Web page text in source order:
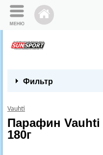
Фильтр
Vauhti
Парафин Vauhti
180г